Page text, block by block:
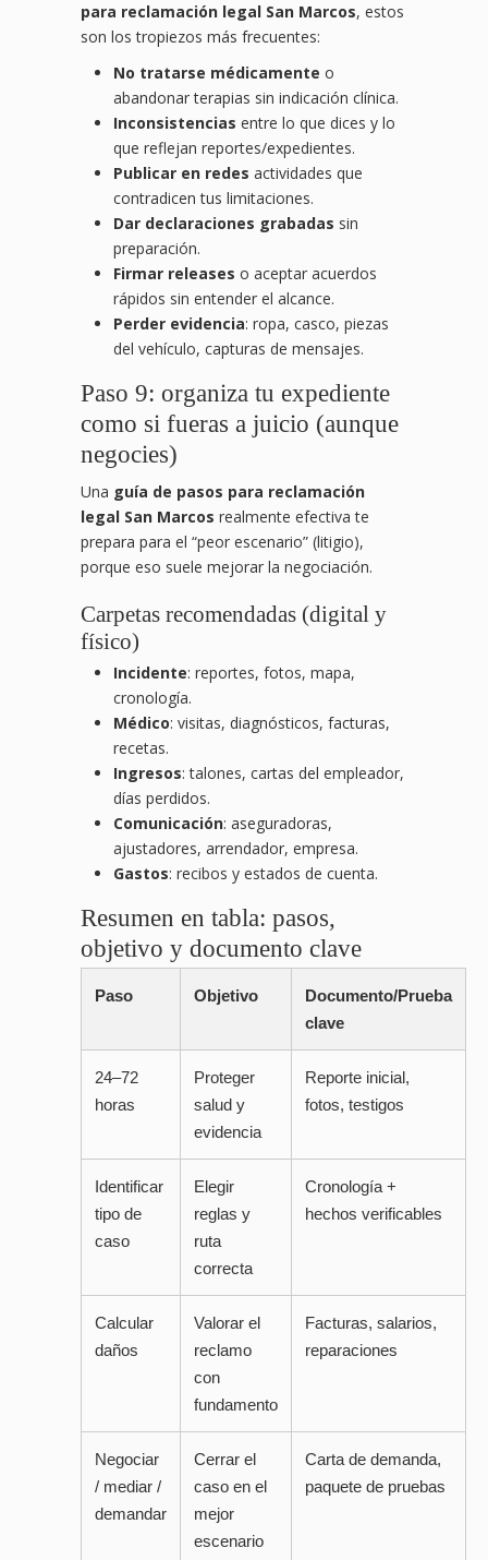
para reclamación legal San Marcos, estos
son los tropiezos más frecuentes:
No tratarse médicamente o
abandonar terapias sin indicación clínica.
Inconsistencias entre lo que dices y lo
que reflejan reportes/expedientes.
Publicar en redes actividades que
contradicen tus limitaciones.
Dar declaraciones grabadas sin
preparación.
Firmar releases o aceptar acuerdos
rápidos sin entender el alcance.
Perder evidencia: ropa, casco, piezas
del vehículo, capturas de mensajes.
Paso 9: organiza tu expediente
como si fueras a juicio (aunque
negocies)
Una guía de pasos para reclamación
legal San Marcos realmente efectiva te
prepara para el “peor escenario” (litigio),
porque eso suele mejorar la negociación.
Carpetas recomendadas (digital y
físico)
Incidente: reportes, fotos, mapa,
cronología.
Médico: visitas, diagnósticos, facturas,
recetas.
Ingresos: talones, cartas del empleador,
días perdidos.
Comunicación: aseguradoras,
ajustadores, arrendador, empresa.
Gastos: recibos y estados de cuenta.
Resumen en tabla: pasos,
objetivo y documento clave
Paso Objetivo
Documento/Prueba
clave
24–72
horas
Proteger
salud y
evidencia
Reporte inicial,
fotos, testigos
Identificar
tipo de
caso
Elegir
reglas y
ruta
correcta
Cronología +
hechos verificables
Calcular
daños
Valorar el
reclamo
con
fundamento
Facturas, salarios,
reparaciones
Negociar
/ mediar /
demandar
Cerrar el
caso en el
mejor
escenario
Carta de demanda,
paquete de pruebas